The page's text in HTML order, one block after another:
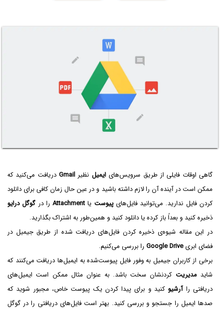
گاهی اوقات فایلی از طریق سرویس‌هایایمیل نظیر Gmailدریافت می‌کنید که
ممکن است در آینده آن را لازم داشته باشید و در عین حال زمان کافی برای دانلود
کردن فایل ندارید. می‌توانید فایل‌هایپیوست یا Attachmentرا درگوگل درایو
ذخیره کنید و بعداً باز کرده یا دانلود کنید و همین‌طور به اشتراک بگذارید.
در این مقاله شیوه‌ی ذخیره کردن فایل‌های دریافت شده از طریق جیمیل در
فضای ابریGoogle Drive را بررسی می‌کنیم.
برخی از کاربران جیمیل به وفور فایل پیوست‌شده به ایمیل‌ها دریافت می‌کنند که
شایدمدیریت کردنشان سخت باشد. به عنوان مثال ممکن است ایمیل‌های
دریافتی راآرشیو کنید و برای پیدا کردن یک پیوست خاص، مجبور شوید که
صدها ایمیل را جستجو و بررسی کنید. بهتر است فایل‌های دریافتی را در گوگل